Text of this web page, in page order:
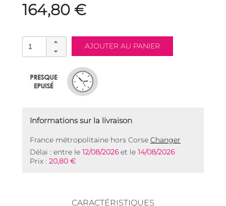
164,80 €
Informations sur la livraison
France métropolitaine hors Corse Changer
Délai : entre le 12/08/2026et le 14/08/2026
Prix : 20,80 €
CARACTÉRISTIQUES